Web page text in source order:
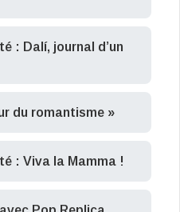
: Dalí, journal d’un
du romantisme »
: Viva la Mamma !